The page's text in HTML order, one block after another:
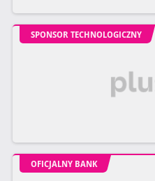
SPONSOR TECHNOLOGICZNY
OFICJALNY BANK